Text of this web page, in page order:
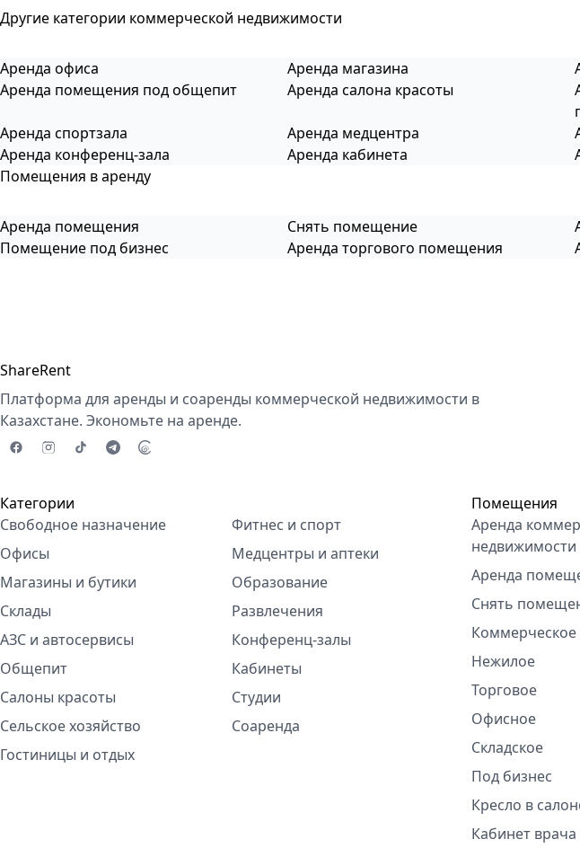
Другие категории коммерческой недвижимости
Аренда офиса Аренда магазина
Аренда помещения под общепит
Аренда салона красоты
Аренда спортзала Аренда медцентра
Аренда конференц-зала
Аренда кабинета
Помещения в аренду
Аренда помещения Снять помещение
Помещение под бизнес
Аренда торгового помещения
ShareRent
Платформа для аренды и соаренды коммерческой недвижимости в
Казахстане. Экономьте на аренде.
Категории
Свободное назначение
Офисы
Магазины и бутики
Склады
АЗС и автосервисы
Общепит
Салоны красоты
Сельское хозяйство
Гостиницы и отдых
Фитнес и спорт
Медцентры и аптеки
Образование
Развлечения
Конференц-залы
Кабинеты
Студии
Соаренда
Помещения
Аренда
недвижимости
Аренда
Снять
Коммерческое
Нежилое
Торговое
Офисное
Складское
Под бизнес
Кресло в
Кабинет врача